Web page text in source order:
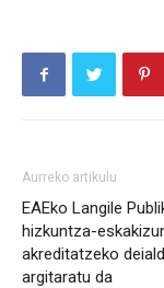
Aurreko artikulu
EAEko Langile
hizkuntza-
akreditatzeko
argitaratu da